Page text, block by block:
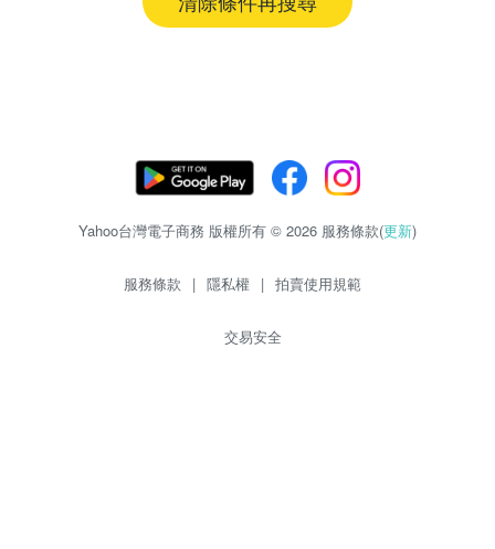
Yahoo台灣電子商務 版權所有 © 2026 服務條款(更新)
服務條款 | 隱私權 | 拍賣使用規範
交易安全